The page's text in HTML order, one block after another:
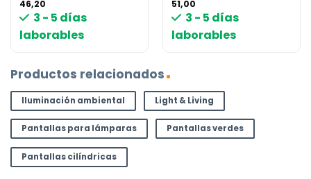
46,20
3 - 5 días
laborables
51,00
3 - 5 días
laborables
Productos relacionados
Iluminación ambiental Light & Living
Pantallas para lámparas Pantallas verdes
Pantallas cilíndricas